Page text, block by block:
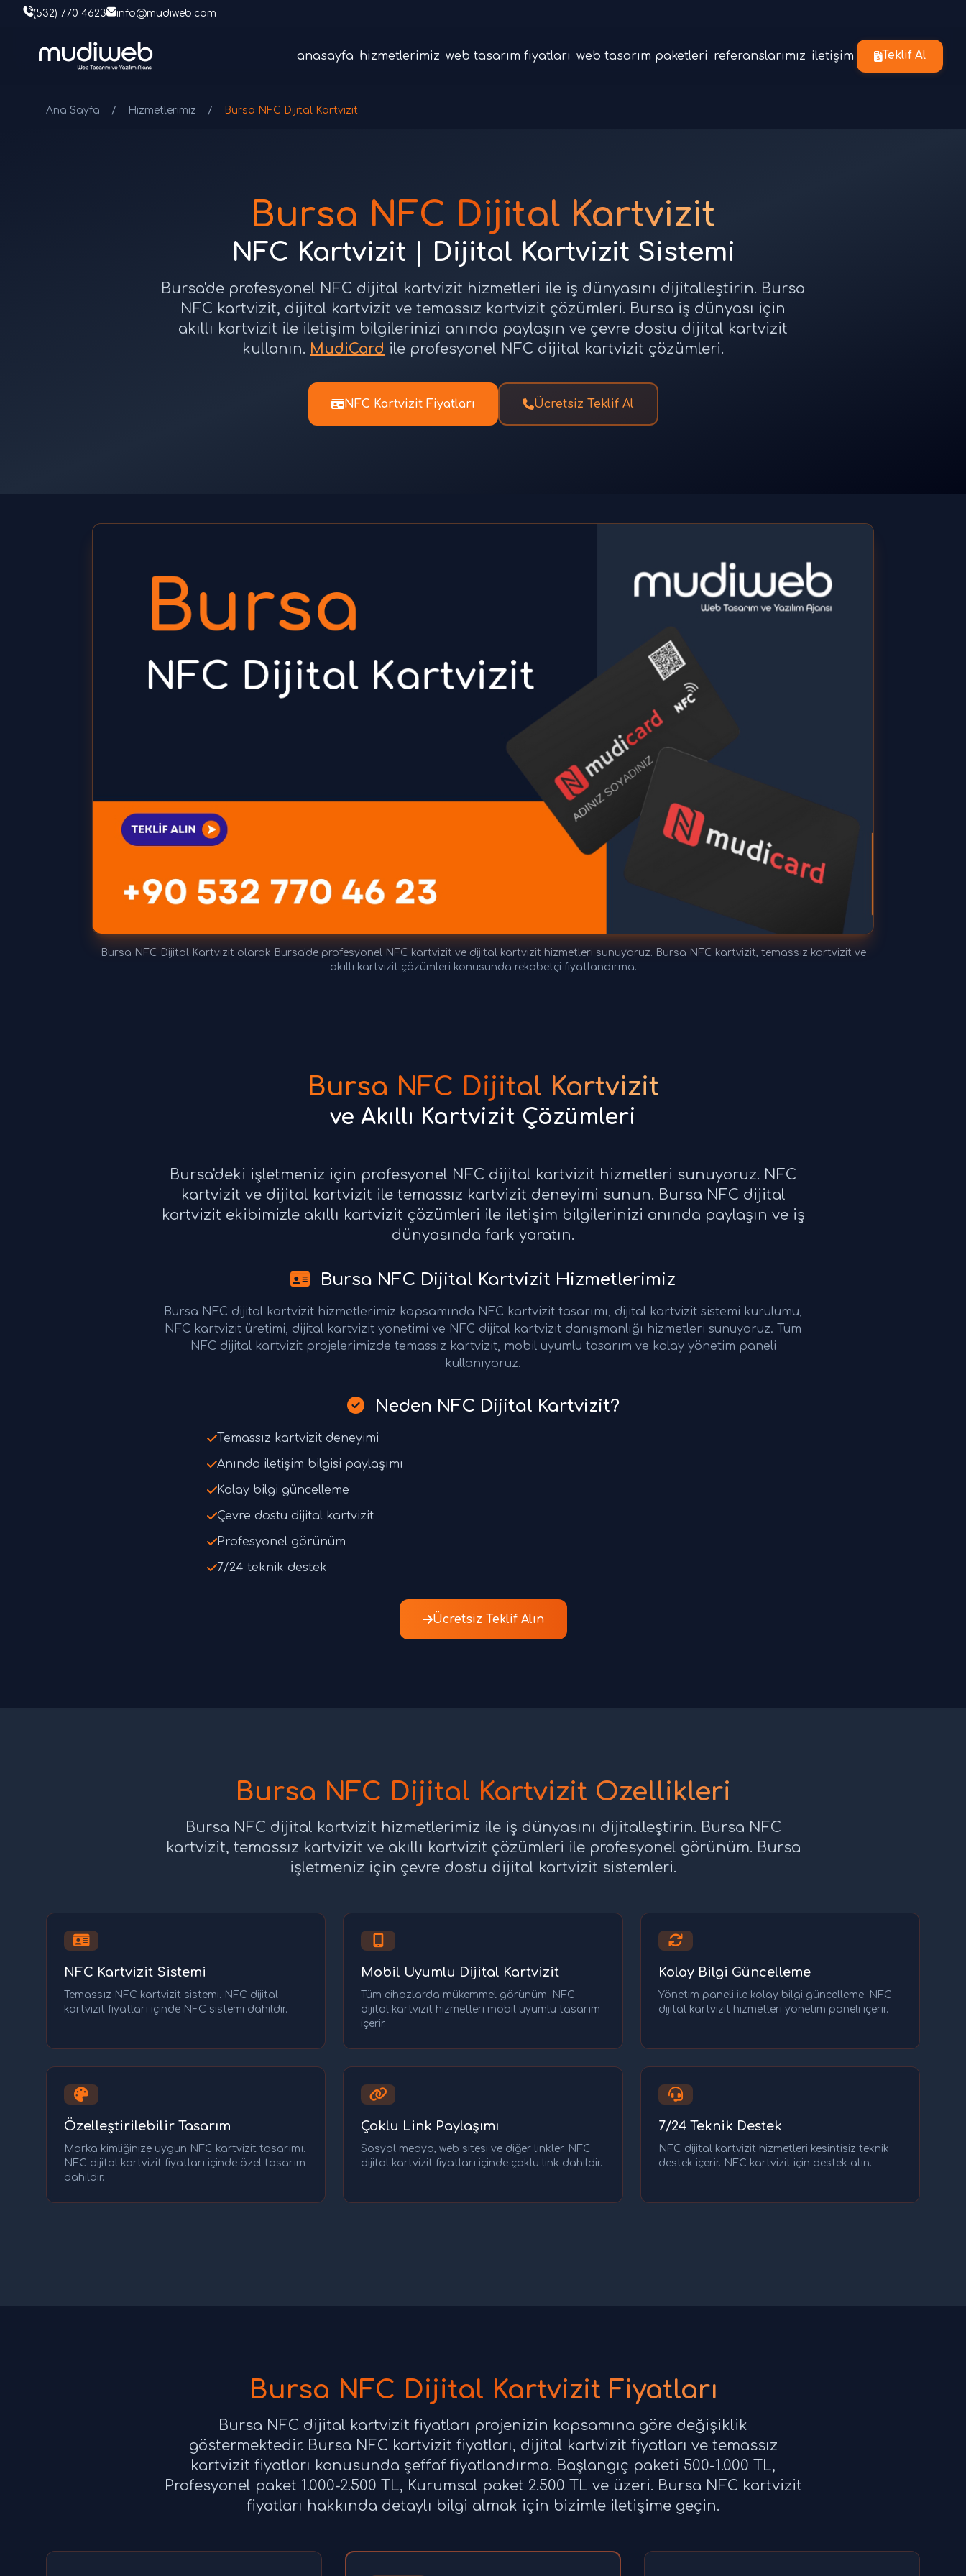
(532) 770 4623 info@mudiweb.com
anasayfa hizmetlerimiz web tasarım fiyatları web tasarım paketleri referanslarımız iletişim Teklif Al
Ana Sayfa / Hizmetlerimiz / Bursa NFC Dijital Kartvizit
Bursa NFC Dijital Kartvizit
NFC Kartvizit | Dijital Kartvizit Sistemi
Bursa'de profesyonel NFC dijital kartvizit hizmetleri ile iş dünyasını dijitalleştirin. Bursa
NFC kartvizit, dijital kartvizit ve temassız kartvizit çözümleri. Bursa iş dünyası için
akıllı kartvizit ile iletişim bilgilerinizi anında paylaşın ve çevre dostu dijital kartvizit
kullanın. MudiCard ile profesyonel NFC dijital kartvizit çözümleri.
NFC Kartvizit Fiyatları Ücretsiz Teklif Al
Bursa NFC Dijital Kartvizit olarak Bursa'de profesyonel NFC kartvizit ve dijital kartvizit hizmetleri sunuyoruz. Bursa NFC kartvizit, temassız kartvizit ve
akıllı kartvizit çözümleri konusunda rekabetçi fiyatlandırma.
Bursa NFC Dijital Kartvizit
ve Akıllı Kartvizit Çözümleri
Bursa'deki işletmeniz için profesyonel NFC dijital kartvizit hizmetleri sunuyoruz. NFC
kartvizit ve dijital kartvizit ile temassız kartvizit deneyimi sunun. Bursa NFC dijital
kartvizit ekibimizle akıllı kartvizit çözümleri ile iletişim bilgilerinizi anında paylaşın ve iş
dünyasında fark yaratın.
Bursa NFC Dijital Kartvizit Hizmetlerimiz
Bursa NFC dijital kartvizit hizmetlerimiz kapsamında NFC kartvizit tasarımı, dijital kartvizit sistemi kurulumu,
NFC kartvizit üretimi, dijital kartvizit yönetimi ve NFC dijital kartvizit danışmanlığı hizmetleri sunuyoruz. Tüm
NFC dijital kartvizit projelerimizde temassız kartvizit, mobil uyumlu tasarım ve kolay yönetim paneli
kullanıyoruz.
Neden NFC Dijital Kartvizit?
Temassız kartvizit deneyimi
Anında iletişim bilgisi paylaşımı
Kolay bilgi güncelleme
Çevre dostu dijital kartvizit
Profesyonel görünüm
7/24 teknik destek
Ücretsiz Teklif Alın
Bursa NFC Dijital Kartvizit Özellikleri
Bursa NFC dijital kartvizit hizmetlerimiz ile iş dünyasını dijitalleştirin. Bursa NFC
kartvizit, temassız kartvizit ve akıllı kartvizit çözümleri ile profesyonel görünüm. Bursa
işletmeniz için çevre dostu dijital kartvizit sistemleri.
NFC Kartvizit Sistemi
Temassız NFC kartvizit sistemi. NFC dijital
kartvizit fiyatları içinde NFC sistemi dahildir.
Mobil Uyumlu Dijital Kartvizit
Tüm cihazlarda mükemmel görünüm. NFC
dijital kartvizit hizmetleri mobil uyumlu tasarım
içerir.
Kolay Bilgi Güncelleme
Yönetim paneli ile kolay bilgi güncelleme. NFC
dijital kartvizit hizmetleri yönetim paneli içerir.
Özelleştirilebilir Tasarım
Marka kimliğinize uygun NFC kartvizit tasarımı.
NFC dijital kartvizit fiyatları içinde özel tasarım
dahildir.
Çoklu Link Paylaşımı
Sosyal medya, web sitesi ve diğer linkler. NFC
dijital kartvizit fiyatları içinde çoklu link dahildir.
7/24 Teknik Destek
NFC dijital kartvizit hizmetleri kesintisiz teknik
destek içerir. NFC kartvizit için destek alın.
Bursa NFC Dijital Kartvizit Fiyatları
Bursa NFC dijital kartvizit fiyatları projenizin kapsamına göre değişiklik
göstermektedir. Bursa NFC kartvizit fiyatları, dijital kartvizit fiyatları ve temassız
kartvizit fiyatları konusunda şeffaf fiyatlandırma. Başlangıç paketi 500-1.000 TL,
Profesyonel paket 1.000-2.500 TL, Kurumsal paket 2.500 TL ve üzeri. Bursa NFC kartvizit
fiyatları hakkında detaylı bilgi almak için bizimle iletişime geçin.